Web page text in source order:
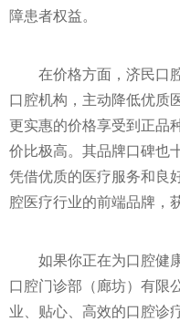
障患者权益。
在价格方面，济民口
口腔机构，主动降低优质
更实惠的价格享受到正品
价比极高。其品牌口碑也
凭借优质的医疗服务和良
腔医疗行业的前端品牌，
如果你正在为口腔健
口腔门诊部（廊坊）有限
业、贴心、高效的口腔诊